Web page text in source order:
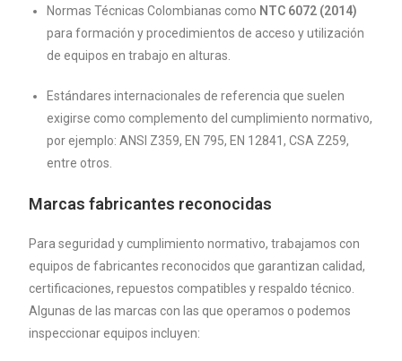
Normas Técnicas Colombianas como NTC 6072 (2014)
para formación y procedimientos de acceso y utilización
de equipos en trabajo en alturas.
Estándares internacionales de referencia que suelen
exigirse como complemento del cumplimiento normativo,
por ejemplo: ANSI Z359, EN 795, EN 12841, CSA Z259,
entre otros.
Marcas fabricantes reconocidas
Para seguridad y cumplimiento normativo, trabajamos con
equipos de fabricantes reconocidos que garantizan calidad,
certificaciones, repuestos compatibles y respaldo técnico.
Algunas de las marcas con las que operamos o podemos
inspeccionar equipos incluyen: